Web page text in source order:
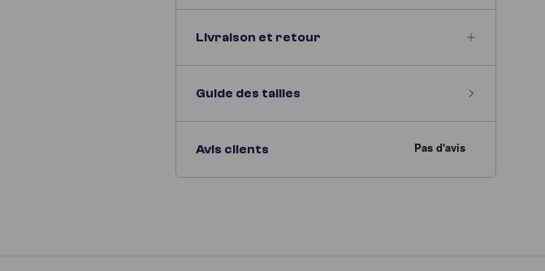
Livraison et retour
Guide des tailles
Avis clients